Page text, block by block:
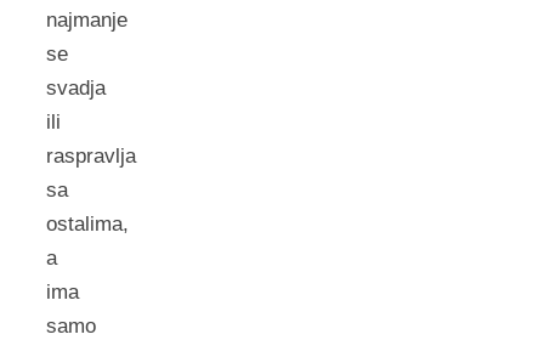
najmanje
se
svadja
ili
raspravlja
sa
ostalima,
a
ima
samo